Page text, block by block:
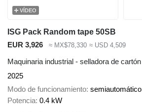
VÍDEO
ISG Pack Random tape 50SB
EUR 3,926
≈ MX$78,330 ≈ USD 4,509
Maquinaria industrial - selladora de cartón
2025
Modo de funcionamiento semiautomático
Potencia 0.4 kW